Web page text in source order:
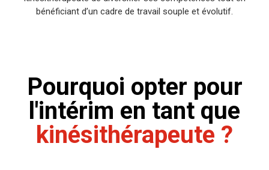
bénéficiant d’un cadre de travail souple et évolutif.
Pourquoi opter pour
l'intérim en tant que
kinésithérapeute ?